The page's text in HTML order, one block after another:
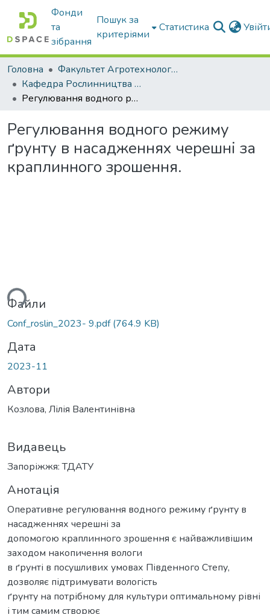
Фонди
та
зібрання
Пошук за
критеріями
Статистика
Головна
Факультет Агротехнологій та екології
Кафедра Рослинництва та садівництва ім. професора В.В. Калитки
Регулювання водного режиму ґрунту в насадженнях черешні за краплинного зрошення.
Регулювання водного режиму
ґрунту в насадженнях черешні за
краплинного зрошення.
Файли
Conf_roslin_2023- 9.pdf(764.9 KB)
Дата
2023-11
Автори
Козлова, Лілія Валентинівна
Видавець
Запоріжжя: ТДАТУ
Анотація
Оперативне регулювання водного режиму ґрунту в
насадженнях черешні за
допомогою краплинного зрошення є найважливішим
заходом накопичення вологи
в ґрунті в посушливих умовах Південного Степу,
дозволяє підтримувати вологість
ґрунту на потрібному для культури оптимальному рівні
і тим самим створює